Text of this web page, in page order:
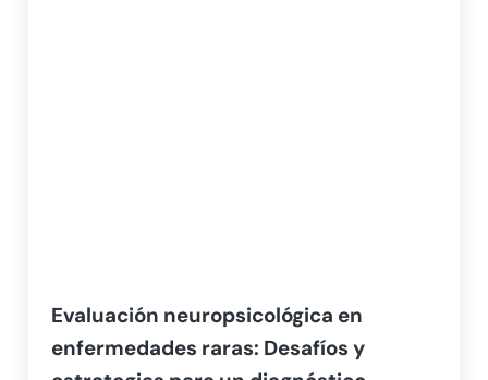
Evaluación neuropsicológica en
enfermedades raras: Desafíos y